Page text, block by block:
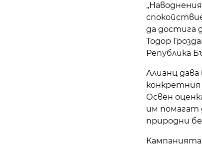
да достига
Тодор
Република
Алианц
Освен
им помагат
природни
Кампанията